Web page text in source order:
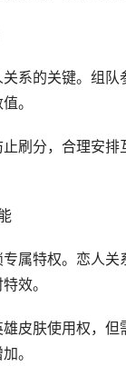
系的关键。组
。
刷分，合理安
属特权。恋人
效。
皮肤使用权，
。